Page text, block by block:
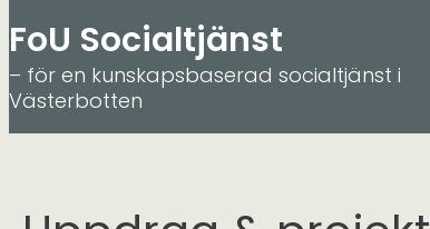
Hoppa
till
FoU Socialtjänst
– för en kunskapsbaserad socialtjänst i
Västerbotten